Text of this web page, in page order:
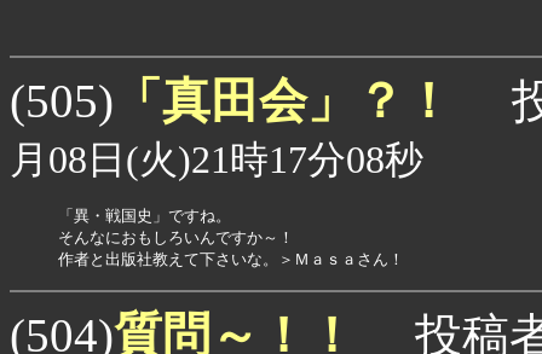
(505) 「真田会」？！
月08日(火)21時17分08秒
「異・戦国史」ですね。
そんなにおもしろいんですか～！
作者と出版社教えて下さいな。＞Ｍａｓａさん！
(504)質問～！！ 投稿